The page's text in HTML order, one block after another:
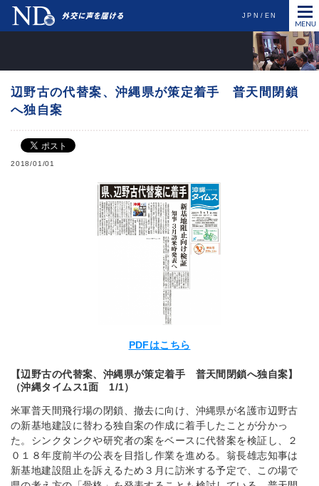
JPN EN
辺野古の代替案、沖縄県が策定着手 普天間閉鎖
へ独自案
2018/01/01
PDFはこちら
【辺野古の代替案、沖縄県が策定着手 普天間閉鎖へ独自案】
（沖縄タイムス1面 1/1）
米軍普天間飛行場の閉鎖、撤去に向け、沖縄県が名護市辺野古
の新基地建設に替わる独自案の作成に着手したことが分かっ
た。シンクタンクや研究者の案をベースに代替案を検証し、２
０１８年度前半の公表を目指し作業を進める。翁長雄志知事は
新基地建設阻止を訴えるため３月に訪米する予定で、この場で